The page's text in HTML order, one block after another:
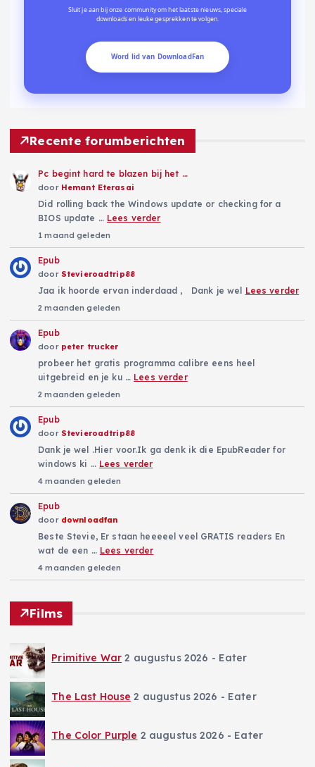
Sluit je aan bij onze community om het laatste nieuws, speciale
downloads en leuke gesprekken te volgen.
Word lid van DownloadFan
Recente forumberichten
Pc begint hard te blazen bij het …
door Hemant Eterasai
Did rolling back the Windows update or checking for a
BIOS update … Lees verder
1 maand geleden
Epub
door Stevieroadtrip88
Jaa ik hoorde ervan inderdaad , Dank je wel Lees verder
2 maanden geleden
Epub
door peter trucker
probeer het gratis programma calibre eens heel
uitgebreid en je ku … Lees verder
2 maanden geleden
Epub
door Stevieroadtrip88
Dank je wel .Hier voor.Ik ga denk ik die EpubReader for
windows ki … Lees verder
4 maanden geleden
Epub
door downloadfan
Beste Stevie, Er staan heeeeel veel GRATIS readers En
wat de een … Lees verder
4 maanden geleden
Films
Primitive War 2 augustus 2026 - Eater
The Last House 2 augustus 2026 - Eater
The Color Purple 2 augustus 2026 - Eater